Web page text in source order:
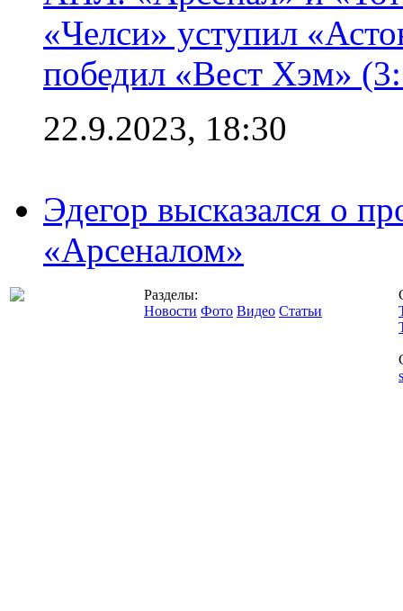
«Челси» уступил
победил «Вест Хэм»
22.9.2023, 18:30
Эдегор высказался о
«Арсеналом»
Разделы:
Новости Фото Видео Статьи